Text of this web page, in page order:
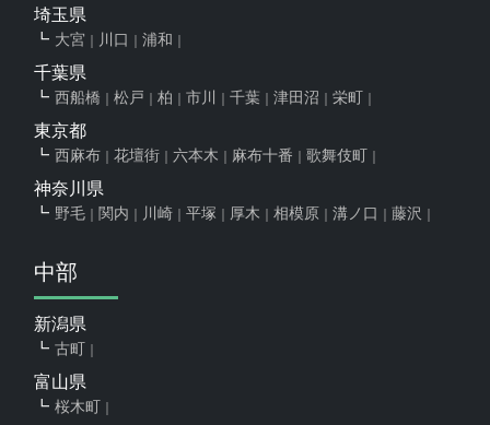
埼玉県
大宮 川口 浦和
千葉県
西船橋 松戸 柏 市川 千葉 津田沼 栄町
東京都
西麻布 花壇街 六本木 麻布十番 歌舞伎町
神奈川県
野毛 関内 川崎 平塚 厚木 相模原 溝ノ口 藤沢
中部
新潟県
古町
富山県
桜木町